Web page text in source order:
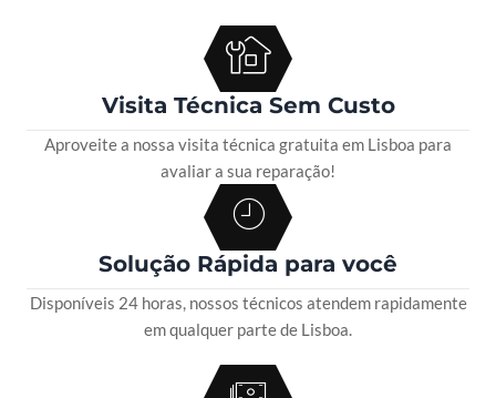
Visita Técnica Sem Custo
Aproveite a nossa visita técnica gratuita em Lisboa para
avaliar a sua reparação!
Solução Rápida para você
Disponíveis 24 horas, nossos técnicos atendem rapidamente
em qualquer parte de Lisboa.